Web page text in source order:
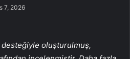
7, 2026
desteğiyle oluşturulmuş,